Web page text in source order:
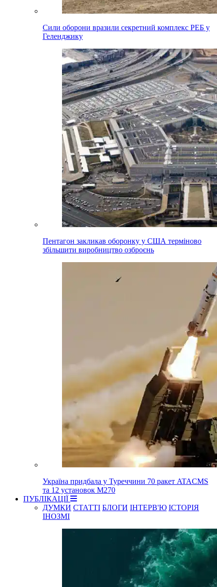
Сили оборони вразили секретний комплекс РЕБ у
Геленджику
Пентагон закликав оборонку у США терміново
збільшити виробництво озброєнь
Україна придбала у Туреччини 70 ракет ATACMS
та 12 установок M270
ПУБЛІКАЦІЇ
ДУМКИ СТАТТІ БЛОГИ ІНТЕРВ'Ю ІСТОРІЯ
ІНОЗМІ